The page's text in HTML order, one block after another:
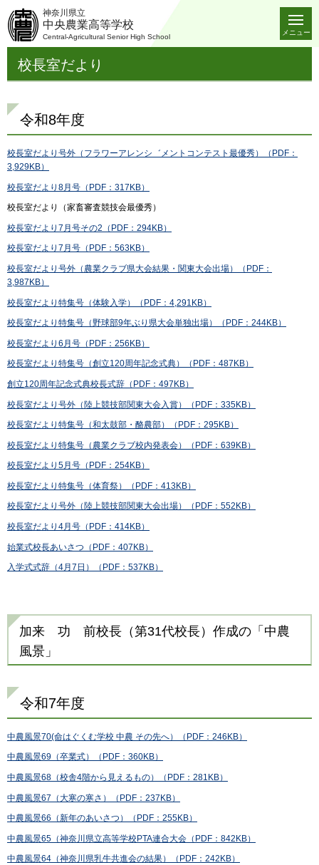
神奈川県立
中央農業高等学校
Central-Agricultural Senior High School
メニュー
校長室だより
令和8年度
校長室だより号外（フラワーアレンシ゛メントコンテスト最優秀）（PDF：
3,929KB）
校長室だより8月号（PDF：317KB）
校長室だより（家畜審査競技会最優秀）
校長室だより7月号その2（PDF：294KB）
校長室だより7月号 （PDF：563KB）
校長室だより号外（農業クラブ県大会結果・関東大会出場）（PDF：
3,987KB）
校長室だより特集号（体験入学）（PDF：4,291KB）
校長室だより特集号（野球部9年ぶり県大会単独出場）（PDF：244KB）
校長室だより6月号（PDF：256KB）
校長室だより特集号（創立120周年記念式典）（PDF：487KB）
創立120周年記念式典校長式辞（PDF：497KB）
校長室だより号外（陸上競技部関東大会入賞）（PDF：335KB）
校長室だより特集号（和太鼓部・酪農部）（PDF：295KB）
校長室だより特集号（農業クラブ校内発表会）（PDF：639KB）
校長室だより5月号（PDF：254KB）
校長室だより特集号（体育祭）（PDF：413KB）
校長室だより号外（陸上競技部関東大会出場）（PDF：552KB）
校長室だより4月号（PDF：414KB）
始業式校長あいさつ（PDF：407KB）
入学式式辞（4月7日）（PDF：537KB）
加来 功 前校長（第31代校長）作成の「中農
風景」
令和7年度
中農風景70(命はぐくむ学校 中農 その先へ）（PDF：246KB）
中農風景69（卒業式）（PDF：360KB）
中農風景68（校舎4階から見えるもの）（PDF：281KB）
中農風景67（大寒の寒さ）（PDF：237KB）
中農風景66（新年のあいさつ） （PDF：255KB）
中農風景65（神奈川県立高等学校PTA連合大会（PDF：842KB）
中農風景64（神奈川県乳牛共進会の結果）（PDF：242KB）